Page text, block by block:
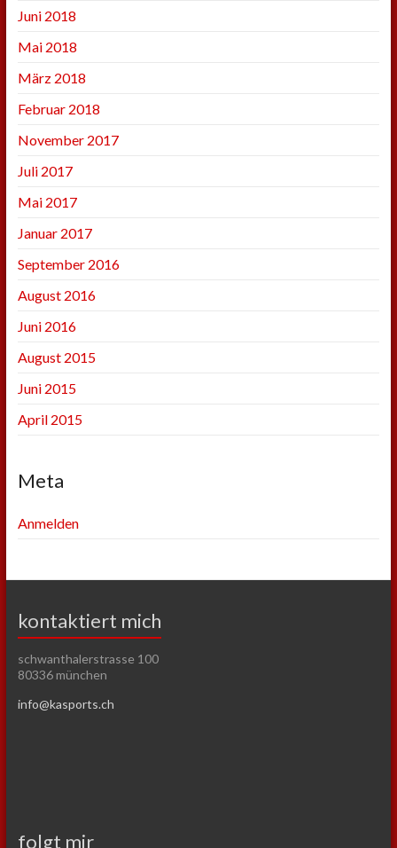
Juni 2018
Mai 2018
März 2018
Februar 2018
November 2017
Juli 2017
Mai 2017
Januar 2017
September 2016
August 2016
Juni 2016
August 2015
Juni 2015
April 2015
Meta
Anmelden
kontaktiert mich
schwanthalerstrasse 100
80336 münchen
info@kasports.ch
folgt mir